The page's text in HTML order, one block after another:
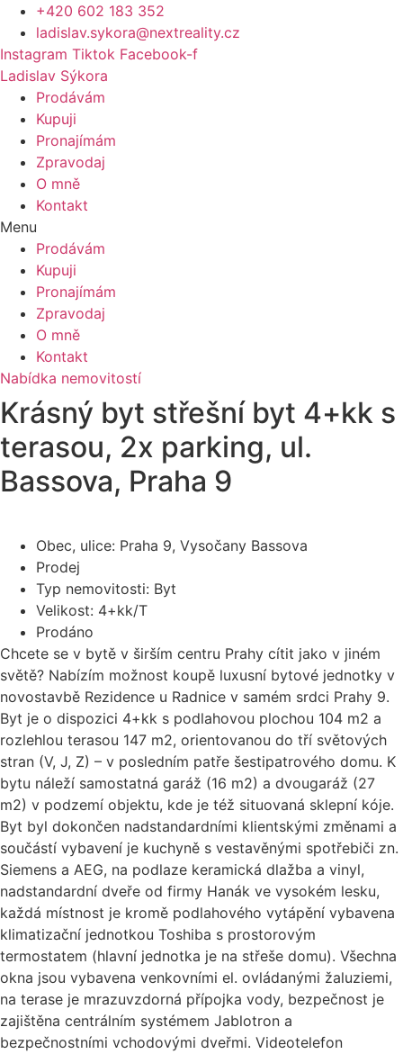
Přejít
obsahu
+420 602 183 352
ladislav.sykora@nextreality.cz
Instagram Tiktok Facebook-f
Ladislav Sýkora
Prodávám
Kupuji
Pronajímám
Zpravodaj
O mně
Kontakt
Menu
Prodávám
Kupuji
Pronajímám
Zpravodaj
O mně
Kontakt
Nabídka nemovitostí
Krásný byt střešní byt 4+kk s
terasou, 2x parking, ul.
Bassova, Praha 9
Obec, ulice: Praha 9, Vysočany Bassova
Prodej
Typ nemovitosti: Byt
Velikost: 4+kk/T
Prodáno
Chcete se v bytě v širším centru Prahy cítit jako v jiném
světě? Nabízím možnost koupě luxusní bytové jednotky v
novostavbě Rezidence u Radnice v samém srdci Prahy 9.
Byt je o dispozici 4+kk s podlahovou plochou 104 m2 a
rozlehlou terasou 147 m2, orientovanou do tří světových
stran (V, J, Z) – v posledním patře šestipatrového domu. K
bytu náleží samostatná garáž (16 m2) a dvougaráž (27
m2) v podzemí objektu, kde je též situovaná sklepní kóje.
Byt byl dokončen nadstandardními klientskými změnami a
součástí vybavení je kuchyně s vestavěnými spotřebiči zn.
Siemens a AEG, na podlaze keramická dlažba a vinyl,
nadstandardní dveře od firmy Hanák ve vysokém lesku,
každá místnost je kromě podlahového vytápění vybavena
klimatizační jednotkou Toshiba s prostorovým
termostatem (hlavní jednotka je na střeše domu). Všechna
okna jsou vybavena venkovními el. ovládanými žaluziemi,
na terase je mrazuvzdorná přípojka vody, bezpečnost je
zajištěna centrálním systémem Jablotron a
bezpečnostními vchodovými dveřmi. Videotelefon